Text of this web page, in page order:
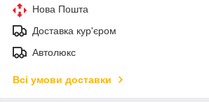
Нова Пошта
Доставка кур'єром
Автолюкс
Всі умови доставки